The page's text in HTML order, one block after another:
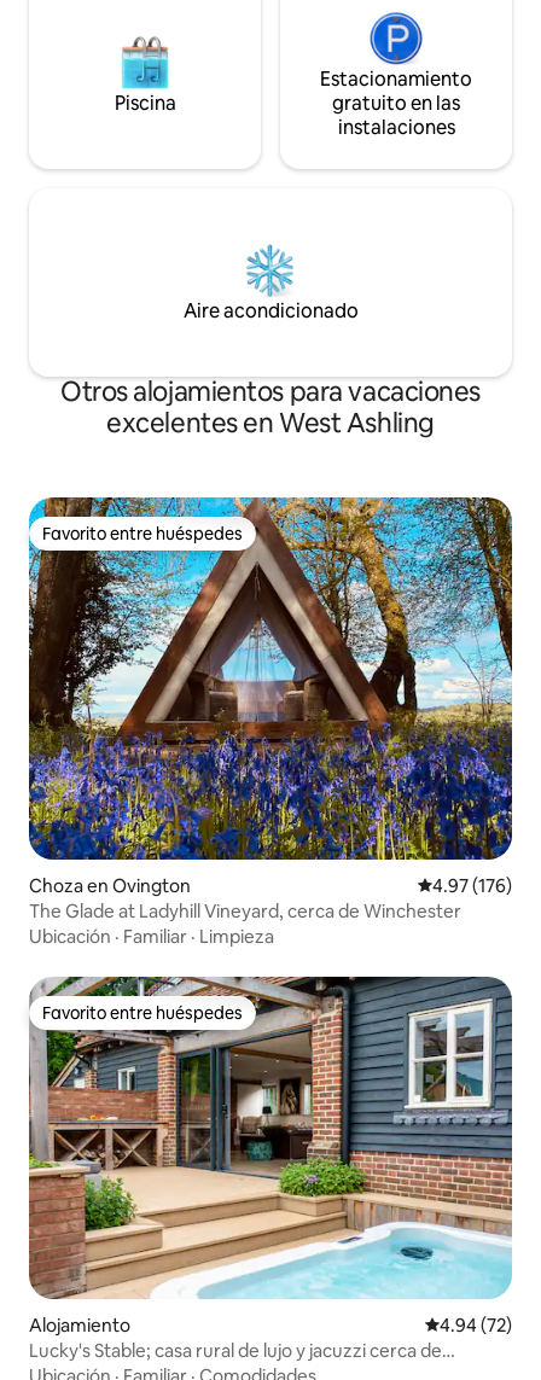
Piscina
Estacionamiento
gratuito en las
instalaciones
Aire acondicionado
Otros alojamientos para vacaciones
excelentes en West Ashling
Favorito entre huéspedes
Favorito entre huéspedes
Choza en Ovington Calificación
4.97 (176)
The Glade at Ladyhill Vineyard, cerca de Winchester
Ubicación · Familiar · Limpieza
Favorito entre huéspedes
Favorito entre huéspedes
Alojamiento Calificación
4.94 (72)
Lucky's Stable; casa rural de lujo y jacuzzi cerca de
Bosham